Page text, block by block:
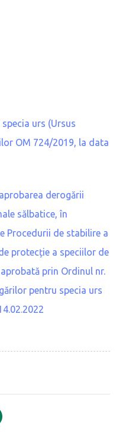
urs (Ursus
OM 724/2019, la data
derogării
sălbatice, în
Procedurii de stabilire a
protecție a speciilor de
prin Ordinul nr.
pentru specia urs